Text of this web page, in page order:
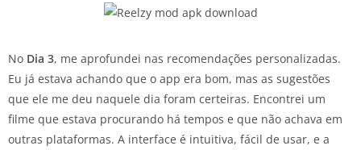
No Dia 3, me aprofundei nas recomendações personalizadas.
Eu já estava achando que o app era bom, mas as sugestões
que ele me deu naquele dia foram certeiras. Encontrei um
filme que estava procurando há tempos e que não achava em
outras plataformas. A interface é intuitiva, fácil de usar, e a